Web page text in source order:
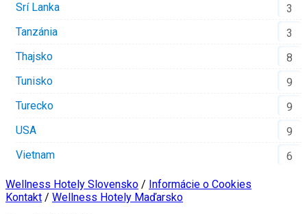
Srí Lanka
3
Tanzánia
3
Thajsko
8
Tunisko
9
Turecko
9
USA
9
Vietnam
6
Wellness Hotely Slovensko / Informácie o Cookies
Kontakt / Wellness Hotely Maďarsko